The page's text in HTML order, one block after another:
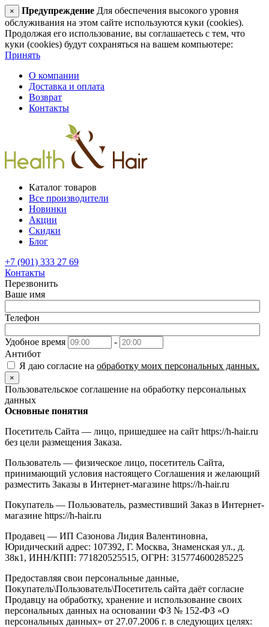
× Предупреждение Для обеспечения высокого уровня
обслуживания на этом сайте используются куки (cookies).
Продолжая его использование, вы соглашаетесь с тем, что
куки (cookies) будут сохраняться на вашем компьютере:
Принять
О компании
Доставка и оплата
Возврат
Контакты
Каталог товаров
Все производители
Новинки
Акции
Скидки
Блог
+7 (901) 333 27 69
Контакты
Перезвонить
Ваше имя
Телефон
Удобное время
-
Антибот
Я даю согласие на обработку моих персональных данных.
×
Пользовательское соглашение на обработку персональных
данных
Основные понятия
Посетитель Сайта — лицо, пришедшее на сайт https://h-hair.ru
без цели размещения Заказа.
Пользователь — физическое лицо, посетитель Сайта,
принимающий условия настоящего Соглашения и желающий
разместить Заказы в Интернет-магазине https://h-hair.ru
Покупатель — Пользователь, разместивший Заказ в Интернет-
магазине https://h-hair.ru
Продавец — ИП Сазонова Лидия Валентиновна,
Юридический адрес: 107392, Г. Москва, Знаменская ул., д.
38к1, ИНН/КПП: 771820525515, ОГРН: 315774600285225
Предоставляя свои персональные данные,
Покупатель\Пользователь\Посетитель сайта даёт согласие
Продавцу на обработку, хранение и использование своих
персональных данных на основании ФЗ № 152-ФЗ «О
персональных данных» от 27.07.2006 г. в следующих целях: